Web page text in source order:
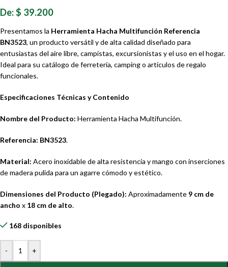
De:$ 39.200
Presentamos la Herramienta Hacha Multifunción Referencia
BN3523, un producto versátil y de alta calidad diseñado para
entusiastas del aire libre, campistas, excursionistas y el uso en el hogar.
Ideal para su catálogo de ferretería, camping o artículos de regalo
funcionales.
Especificaciones Técnicas y Contenido
Nombre del Producto: Herramienta Hacha Multifunción.
Referencia: BN3523.
Material: Acero inoxidable de alta resistencia y mango con inserciones
de madera pulida para un agarre cómodo y estético.
Dimensiones del Producto (Plegado): Aproximadamente 9 cm de
ancho x 18 cm de alto.
168 disponibles
- +